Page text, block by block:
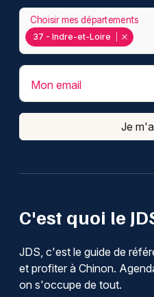
C'est quoi le
JDS, c'est le guide de
et profiter à Chinon.
on s'occupe de tout.
37 - Indre-et-Loire
Choisir mes départements
Mon email
Je